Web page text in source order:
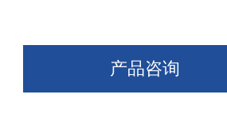
产品咨询